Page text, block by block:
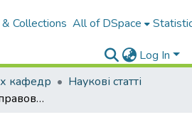
Collections All of DSpace
Log In
кафедр
Наукові статті
Адміністративно-правові та кримінологічні заходи у роботі поліції із запобігання незаконному обігу наркотичних засобів, психотропних речовин та прекурсорів